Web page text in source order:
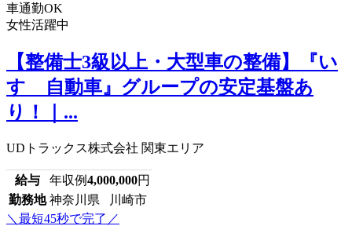
車通勤OK
女性活躍中
【整備士3級以上・大型車の整備】『い
すゞ自動車』グループの安定基盤あ
り！｜...
UDトラックス株式会社 関東エリア
給与 年収例4,000,000円
勤務地 神奈川県 川崎市
＼最短45秒で完了／